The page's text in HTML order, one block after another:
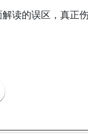
的误区，真正